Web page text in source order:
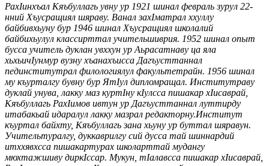
РахIинхъал Кяъбуллагь увну ур 1921 шинал февраль зурул 22-
нний Хъусращиял шяраву. Ванал захIматрал ххуллу
байбивхьуну бур 1946 шинал Хъусращиял школалий
байбихьулул классирттал учительшиврия. 1952 шинал опыт
бусса учитель дуклан увххун ур Аьрасатнаву ца яла
хьхьичIунмур вузну хъанахъисса Дагъусттаннал
пединститутрал филологиялул факультетрайн. 1956 шинал
му къурталгу бувну бур ЯтIул дипломращал. Институтраву
дуклай унува, лакку маз куртIну кIулсса пишакар хIисаврай,
Кяъбуллагь РахIимов ивтун ур Дагъусттаннал луттирду
итабакьай идаралул лакку мазрал редакторну.Институт
къуртал байхту, Кяъбуллагь зана хьуну ур буттал шяравун.
Учительтуралгу, дуккаврилгу сий дусса тай шиннардий
итххявхсса пишакартурах школарттай мудангу
мюхтажшиву диркIссар. Мукун, тIалавсса пишакар хIисаврай,